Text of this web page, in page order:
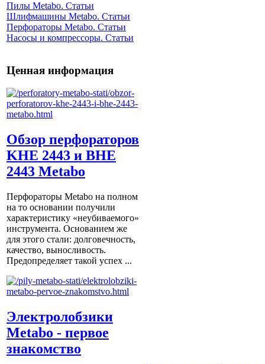
Пилы Metabo. Статьи
Шлифмашины Metabo. Статьи
Перфораторы Metabo. Статьи
Насосы и компрессоры. Статьи
Ценная информация
Обзор перфораторов
KHE 2443 и BHE
2443 Metabo
Перфораторы Metabo на полном
на то основании получили
характеристику «неубиваемого»
инструмента. Основанием же
для этого стали: долговечность,
качество, выносливость.
Предопределяет такой успех ...
Электролобзики
Metabo - первое
знакомство